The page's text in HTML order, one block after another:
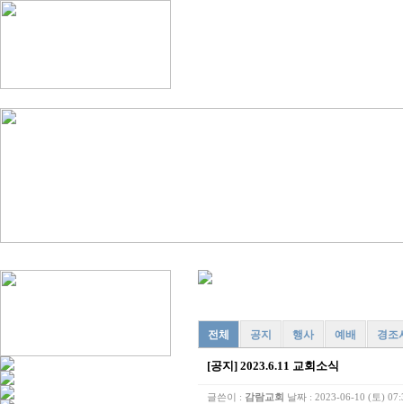
전체 공지 행사 예배 경조
[공지] 2023.6.11 교회소식
글쓴이 : 감람교회 날짜 : 2023-06-10 (토)